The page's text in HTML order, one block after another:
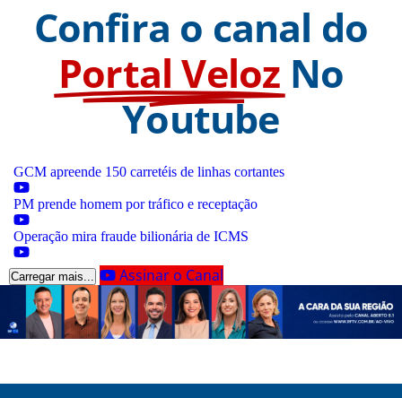
Confira o canal do
Portal Veloz No
Youtube
GCM apreende 150 carretéis de linhas cortantes
PM prende homem por tráfico e receptação
Operação mira fraude bilionária de ICMS
Carregar mais... Assinar o Canal